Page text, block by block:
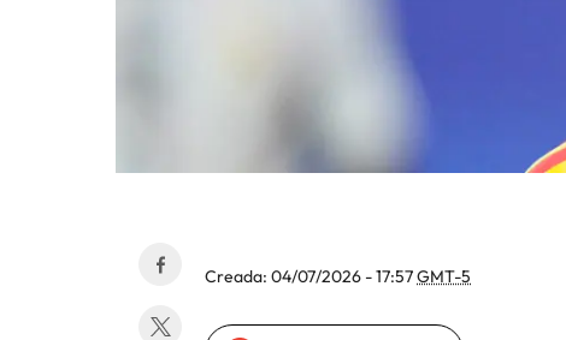
Creada: 04/07/2026 - 17:57GMT-5